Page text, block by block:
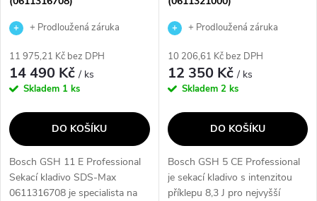
+ Prodloužená záruka
11 975,21 Kč bez DPH
14 490 Kč/ ks
Skladem 1 ks
DO KOŠÍKU
Bosch GSH 11 E Professional
Sekací kladivo SDS-Max
0611316708 je specialista na
+ Prodloužená záruka
10 206,61 Kč bez DPH
12 350 Kč/ ks
Skladem 2 ks
DO KOŠÍKU
Bosch GSH 5 CE Professional
je sekací kladivo s intenzitou
příklepu 8,3 J pro nejvyšší